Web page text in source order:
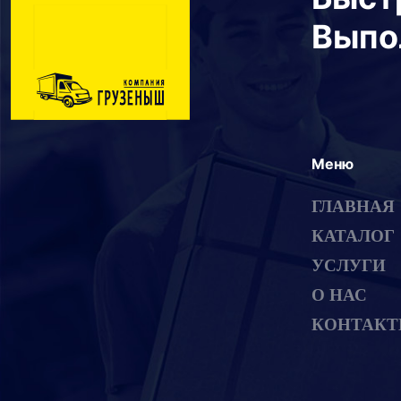
Меню
ГЛАВНАЯ
КАТАЛОГ
УСЛУГИ
О НАС